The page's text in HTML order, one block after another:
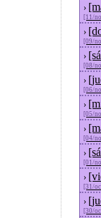
›
[11/
›
[09/
›
[08/
›
[06/
›
[05/
›
[04/
›
[01/
›
[31/
›
[30/